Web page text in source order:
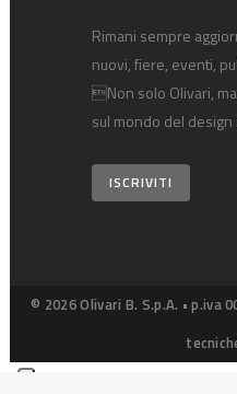
Rimani sempre
nuovi, fiere, eventi,
Non solo Olivari,
sul mondo del
ISCRIVITI
© 2026 Olivari B. S.p.A. • p.iva